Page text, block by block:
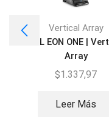
Vertical Array
JBL EON ONE |
Array
$1.337,97
Leer Más